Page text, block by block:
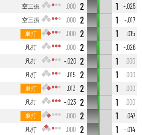
空三振 .000 2 1
-.025
空三振 .000 2 1
-.017
単打 .000 2 1
.015
凡打 .000 2 1
-.026
凡打 -.020 2 1
.000
凡打 -.015 2 1
.000
単打 .013 2 1
.000
凡打 -.023 2 1
.000
単打 .000 2 1
.047
凡打 .000 2 1 -.014